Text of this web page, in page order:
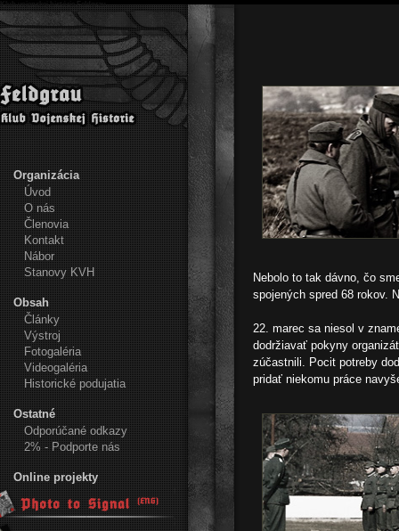
Klub vojenskej histórie Feldgrau
Organizácia
Úvod
O nás
Členovia
Kontakt
Nábor
Stanovy KVH
Obsah
Články
Výstroj
Fotogaléria
Videogaléria
Historické podujatia
Ostatné
Odporúčané odkazy
2% - Podporte nás
Online projekty
Nebolo to tak dávno, čo
spojených spred 68 rokov.
22. marec sa niesol v
dodržiavať pokyny
zúčastnili. Pocit potreby
pridať niekomu práce